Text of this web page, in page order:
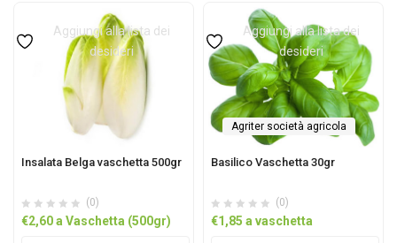
Aggiungi alla lista dei
desideri
Insalata Belga vaschetta 500gr
(0)
€2,60a Vaschetta (500gr)
Agriter società agricola
Aggiungi alla lista dei
desideri
Basilico Vaschetta 30gr
(0)
€1,85 a vaschetta